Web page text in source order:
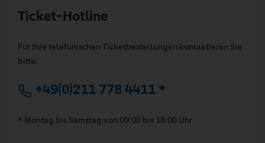
Ticket-Hotline
Für Ihre telefonischen Ticketbestellungen kontaktieren Sie
bitte:
+49(0)211 778 4411 *
* Montag bis Samstag von 09:00 bis 18:00 Uhr